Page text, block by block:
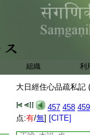
組織 利
大日經住心品疏私記
457 458 459
点:有/無] [CITE]
教主 一。現
。若不レ 當機一
中釋相丁寧教示。
者。合 經也。意明
身一。經云
毘盧遮
呈現材力者。正明二
道享而天驥呈 才
作レ材。辨才天之才
會。馳貞切。現也